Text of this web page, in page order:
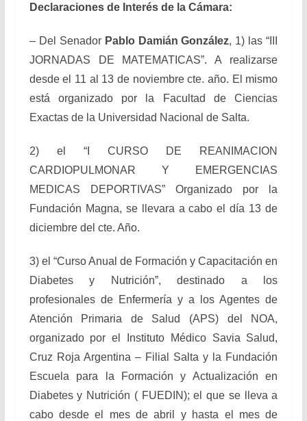
Declaraciones de Interés de la Cámara:
– Del Senador Pablo Damián González, 1) las “III
JORNADAS DE MATEMATICAS”. A realizarse
desde el 11 al 13 de noviembre cte. año. El mismo
está organizado por la Facultad de Ciencias
Exactas de la Universidad Nacional de Salta.
2) el “I CURSO DE REANIMACION
CARDIOPULMONAR Y EMERGENCIAS
MEDICAS DEPORTIVAS” Organizado por la
Fundación Magna, se llevara a cabo el día 13 de
diciembre del cte. Año.
3) el “Curso Anual de Formación y Capacitación en
Diabetes y Nutrición”, destinado a los
profesionales de Enfermería y a los Agentes de
Atención Primaria de Salud (APS) del NOA,
organizado por el Instituto Médico Savia Salud,
Cruz Roja Argentina – Filial Salta y la Fundación
Escuela para la Formación y Actualización en
Diabetes y Nutrición ( FUEDIN); el que se lleva a
cabo desde el mes de abril y hasta el mes de